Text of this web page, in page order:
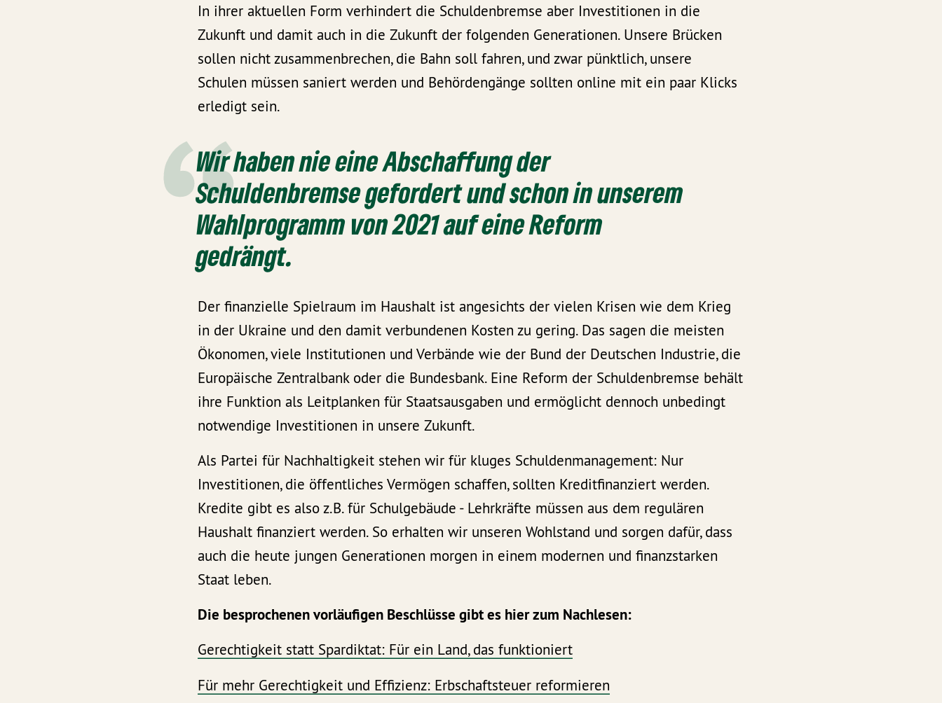
In ihrer aktuellen Form verhindert die Schuldenbremse aber Investitionen in die
Zukunft und damit auch in die Zukunft der folgenden Generationen. Unsere Brücken
sollen nicht zusammenbrechen, die Bahn soll fahren, und zwar pünktlich, unsere
Schulen müssen saniert werden und Behördengänge sollten online mit ein paar Klicks
erledigt sein.
Wir haben nie eine Abschaffung der
Schuldenbremse gefordert und schon in unserem
Wahlprogramm von 2021 auf eine Reform
gedrängt.
Der finanzielle Spielraum im Haushalt ist angesichts der vielen Krisen wie dem Krieg
in der Ukraine und den damit verbundenen Kosten zu gering. Das sagen die meisten
Ökonomen, viele Institutionen und Verbände wie der Bund der Deutschen Industrie, die
Europäische Zentralbank oder die Bundesbank. Eine Reform der Schuldenbremse behält
ihre Funktion als Leitplanken für Staatsausgaben und ermöglicht dennoch unbedingt
notwendige Investitionen in unsere Zukunft.
Als Partei für Nachhaltigkeit stehen wir für kluges Schuldenmanagement: Nur
Investitionen, die öffentliches Vermögen schaffen, sollten Kreditfinanziert werden.
Kredite gibt es also z.B. für Schulgebäude - Lehrkräfte müssen aus dem regulären
Haushalt finanziert werden. So erhalten wir unseren Wohlstand und sorgen dafür, dass
auch die heute jungen Generationen morgen in einem modernen und finanzstarken
Staat leben.
Die besprochenen vorläufigen Beschlüsse gibt es hier zum Nachlesen:
Gerechtigkeit statt Spardiktat: Für ein Land, das funktioniert
Für mehr Gerechtigkeit und Effizienz: Erbschaftsteuer reformieren